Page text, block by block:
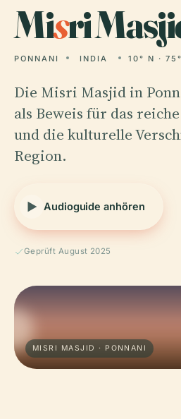
Misri
PONNANI INDIA 10° N ·
Die Misri Masjid in
als Beweis für das
und die kulturelle
Region.
Audioguide anhören
Geprüft August 2025
MISRI MASJID · PONNANI